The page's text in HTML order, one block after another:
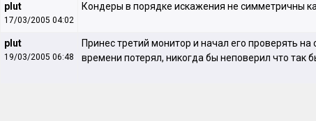
plut
17/03/2005 04:02
Кондеры в порядке искажения не симметричны
plut
19/03/2005 06:48
Принес третий монитор и начал его проверять
времени потерял, никогда бы неповерил что так